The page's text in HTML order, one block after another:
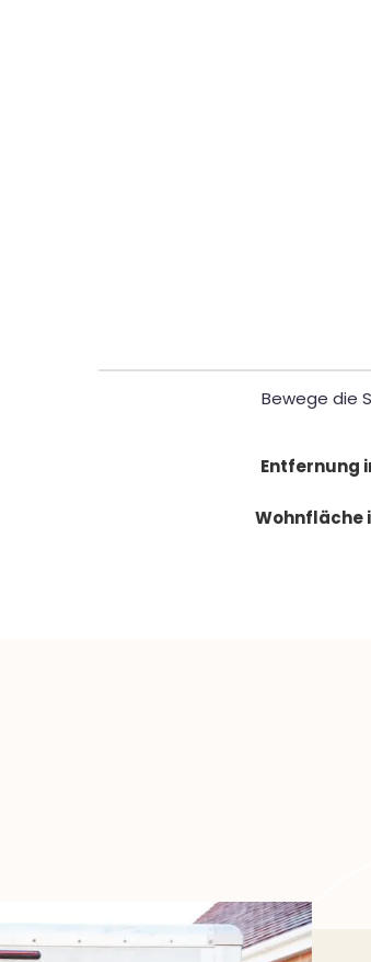
Bewege die
Entfernung
Wohnfläche